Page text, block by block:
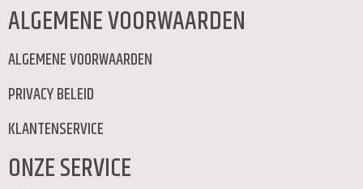
ALGEMENE VOORWAARDEN
ALGEMENE VOORWAARDEN
PRIVACY BELEID
KLANTENSERVICE
ONZE SERVICE